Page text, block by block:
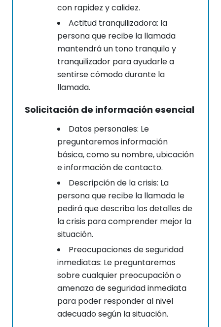
con rapidez y calidez.
Actitud tranquilizadora: la
persona que recibe la llamada
mantendrá un tono tranquilo y
tranquilizador para ayudarle a
sentirse cómodo durante la
llamada.
Solicitación de información esencial
Datos personales: Le
preguntaremos información
básica, como su nombre, ubicación
e información de contacto.
Descripción de la crisis: La
persona que recibe la llamada le
pedirá que describa los detalles de
la crisis para comprender mejor la
situación.
Preocupaciones de seguridad
inmediatas: Le preguntaremos
sobre cualquier preocupación o
amenaza de seguridad inmediata
para poder responder al nivel
adecuado según la situación.